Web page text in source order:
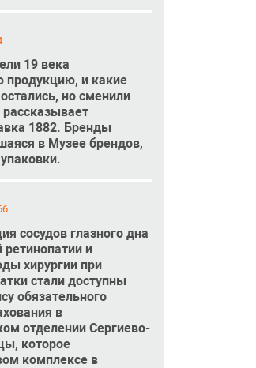
19 века
продукцию, и какие
но сменили
1882. Бренды
в Музее брендов,
сосудов глазного дна
ретинопатии и
хирургии при
стали доступны
обязательного
в
отделении Сергиево-
которое
комплексе в